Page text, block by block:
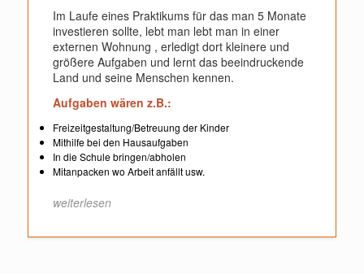
Im Laufe eines Praktikums für das man 5 Monate
investieren sollte, lebt man lebt man in einer
externen Wohnung , erledigt dort kleinere und
größere Aufgaben und lernt das beeindruckende
Land und seine Menschen kennen.
Aufgaben wären z.B.:
Freizeitgestaltung/Betreuung der Kinder
Mithilfe bei den Hausaufgaben
In die Schule bringen/abholen
Mitanpacken wo Arbeit anfällt usw.
weiterlesen